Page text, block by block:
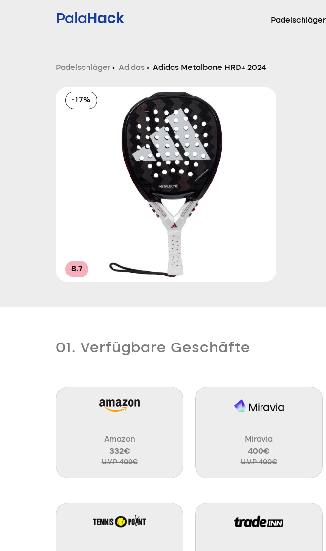
PalaHack Padelschläger
Padelschläger › Adidas › Adidas Metalbone HRD+ 2024
-17%
8.7
01. Verfügbare Geschäfte
Amazon
332€
U.V.P 400€
Miravia
400€
U.V.P 400€